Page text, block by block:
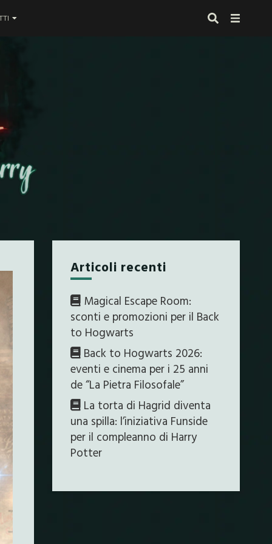
proprio alla fine
Articoli recenti
Magical Escape Room:
sconti e promozioni per il Back
to Hogwarts
Back to Hogwarts 2026:
eventi e cinema per i 25 anni
de “La Pietra Filosofale”
La torta di Hagrid diventa
una spilla: l’iniziativa Funside
per il compleanno di Harry
Potter